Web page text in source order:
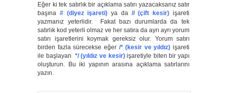
Eğer ki tek satırlık bir açıklama satırı yazacaksanız satır
başına # (diyez işareti) ya da // (çift kesir) işareti
yazmanız yeterlidir. Fakat bazı durumlarda da tek
satırlık kod yeterli olmaz ve her satıra da ayrı ayrı yorum
satırı işaretlerini koymak gereksiz olur. Yorum satırı
birden fazla sürecekse eğer /* (kesir ve yıldız) işareti
ile başlayan */ (yıldız ve kesir)işaretiyle biten bir yapı
oluşturun. Bu iki yapının arasına açıklama satırlarını
yazın.